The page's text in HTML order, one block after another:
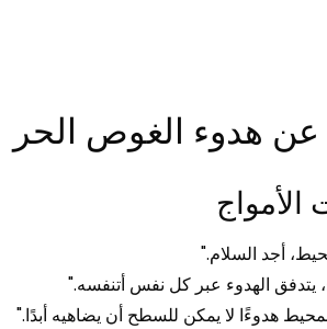
عن هدوء الغوص الحر
أجد السلام."
يتدفق الهدوء عبر كل نفس أتنفسه."
هدوءًا لا يمكن للسطح أن يضاهيه أبدًا."